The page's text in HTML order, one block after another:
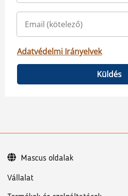
Adatvédelmi Irányelvek
Küldés
Vállalat
Mascus oldalak